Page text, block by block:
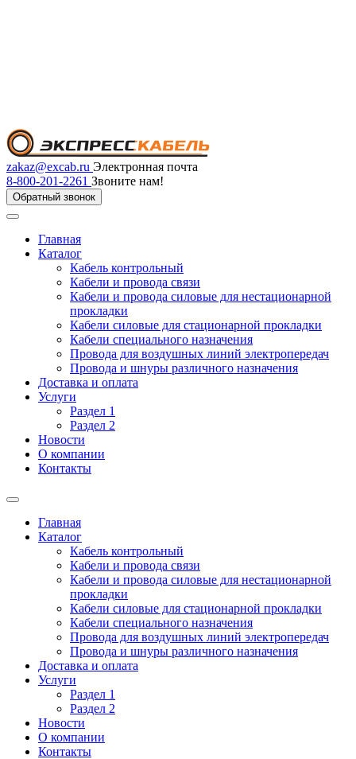
zakaz@excab.ru Электронная почта
8-800-201-2261 Звоните нам!
Обратный звонок
Главная
Каталог
Кабель контрольный
Кабели и провода связи
Кабели и провода силовые для нестационарной
прокладки
Кабели силовые для стационарной прокладки
Кабели специального назначения
Провода для воздушных линий электропередач
Провода и шнуры различного назначения
Доставка и оплата
Услуги
Раздел 1
Раздел 2
Новости
О компании
Контакты
Главная
Каталог
Кабель контрольный
Кабели и провода связи
Кабели и провода силовые для нестационарной
прокладки
Кабели силовые для стационарной прокладки
Кабели специального назначения
Провода для воздушных линий электропередач
Провода и шнуры различного назначения
Доставка и оплата
Услуги
Раздел 1
Раздел 2
Новости
О компании
Контакты